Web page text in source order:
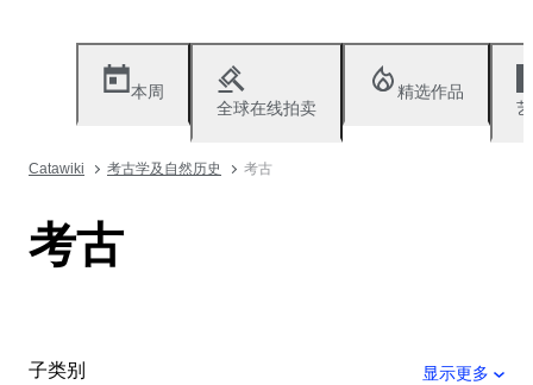
本周
全球在线拍卖
精选作品
Catawiki 考古学及自然历史 考古
考古
子类别 显示更多